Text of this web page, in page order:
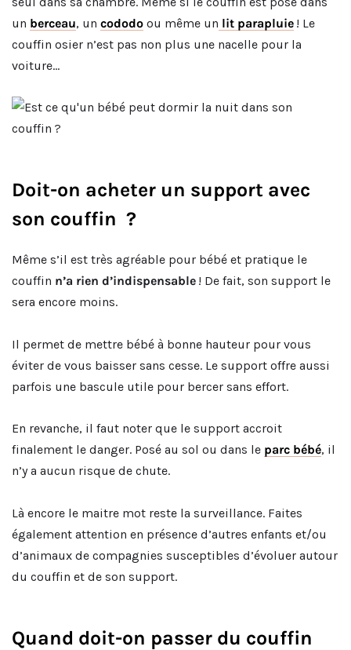
un berceau, un cododo ou même un lit parapluie ! Le
couffin osier n’est pas non plus une nacelle pour la
voiture…
Doit-on acheter un support avec
son couffin ?
Même s’il est très agréable pour bébé et pratique le
couffin n’a rien d’indispensable ! De fait, son support le
sera encore moins.
Il permet de mettre bébé à bonne hauteur pour vous
éviter de vous baisser sans cesse. Le support offre aussi
parfois une bascule utile pour bercer sans effort.
En revanche, il faut noter que le support accroit
finalement le danger. Posé au sol ou dans le parc bébé, il
n’y a aucun risque de chute.
Là encore le maitre mot reste la surveillance. Faites
également attention en présence d’autres enfants et/ou
d’animaux de compagnies susceptibles d’évoluer autour
du couffin et de son support.
Quand doit-on passer du couffin